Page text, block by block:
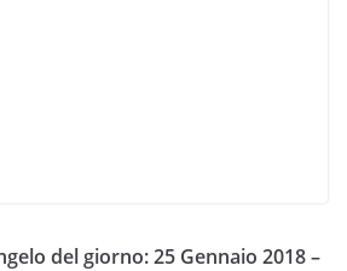
del giorno: 25 Gennaio 2018 –